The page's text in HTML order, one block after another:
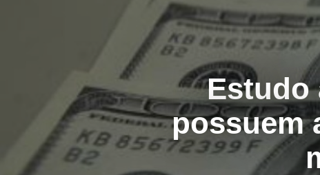
Estudo
possuem